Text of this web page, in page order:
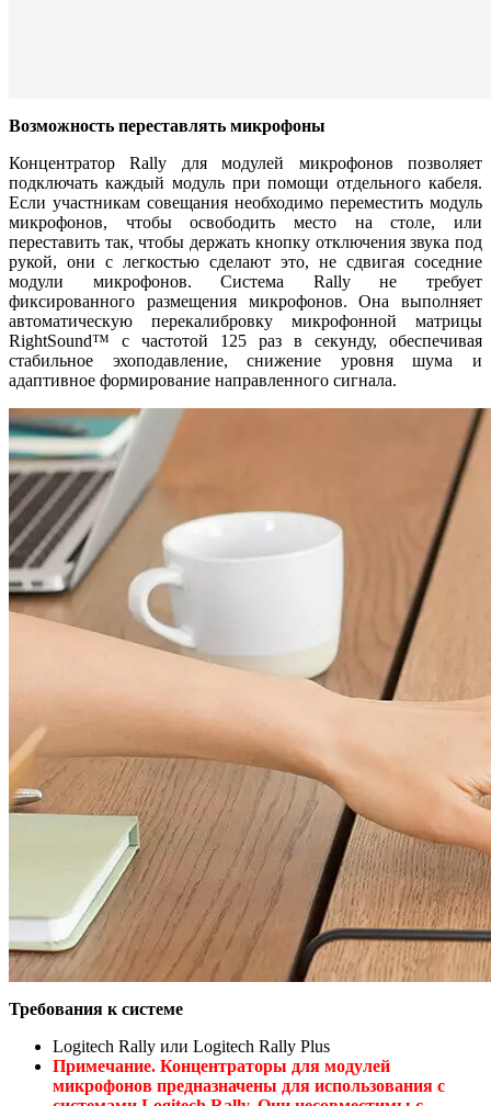
Возможность переставлять микрофоны
Концентратор Rally для модулей микрофонов позволяет
подключать каждый модуль при помощи отдельного кабеля.
Если участникам совещания необходимо переместить модуль
микрофонов, чтобы освободить место на столе, или
переставить так, чтобы держать кнопку отключения звука под
рукой, они с легкостью сделают это, не сдвигая соседние
модули микрофонов. Система Rally не требует
фиксированного размещения микрофонов. Она выполняет
автоматическую перекалибровку микрофонной матрицы
RightSound™ с частотой 125 раз в секунду, обеспечивая
стабильное эхоподавление, снижение уровня шума и
адаптивное формирование направленного сигнала.
Требования к системе
Logitech Rally или Logitech Rally Plus
Примечание. Концентраторы для модулей
микрофонов предназначены для использования с